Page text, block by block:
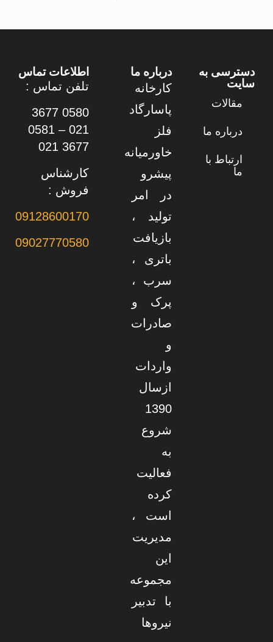
دسترسی به
سایت
مقالات
درباره ما
ارتباط با
ما
درباره ما
کارخانه
پاسارگاد
فلز
خاورمیانه
پیشرو
در امر
تولید ،
بازیافت
باتری ،
سرب ،
پرک و
صادرات
و
واردات
ازسال
1390
شروع
به
فعالیت
کرده
است ،
مدیریت
این
مجموعه
با تدبیر
نیروها
اطلاعات تماس
تلفن تماس :
0580 3677
021 – 0581
3677 021
کارشناس
فروش :
09128600170
09027770580